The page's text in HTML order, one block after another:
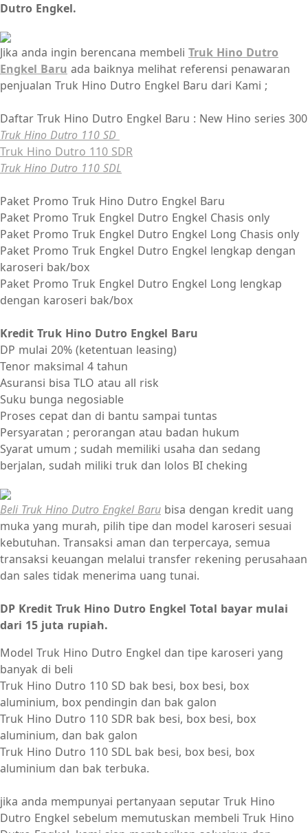
Dutro Engkel.
Jika anda ingin berencana membeli Truk Hino Dutro
Engkel Baru ada baiknya melihat referensi penawaran
penjualan Truk Hino Dutro Engkel Baru dari Kami ;
Daftar Truk Hino Dutro Engkel Baru : New Hino series 300
Truk Hino Dutro 110 SD
Truk Hino Dutro 110 SDR
Truk Hino Dutro 110 SDL
Paket Promo Truk Hino Dutro Engkel Baru
Paket Promo Truk Engkel Dutro Engkel Chasis only
Paket Promo Truk Engkel Dutro Engkel Long Chasis only
Paket Promo Truk Engkel Dutro Engkel lengkap dengan
karoseri bak/box
Paket Promo Truk Engkel Dutro Engkel Long lengkap
dengan karoseri bak/box
Kredit Truk Hino Dutro Engkel Baru
DP mulai 20% (ketentuan leasing)
Tenor maksimal 4 tahun
Asuransi bisa TLO atau all risk
Suku bunga negosiable
Proses cepat dan di bantu sampai tuntas
Persyaratan ; perorangan atau badan hukum
Syarat umum ; sudah memiliki usaha dan sedang
berjalan, sudah miliki truk dan lolos BI cheking
Beli Truk Hino Dutro Engkel Baru bisa dengan kredit uang
muka yang murah, pilih tipe dan model karoseri sesuai
kebutuhan. Transaksi aman dan terpercaya, semua
transaksi keuangan melalui transfer rekening perusahaan
dan sales tidak menerima uang tunai.
DP Kredit Truk Hino Dutro Engkel Total bayar mulai
dari 15 juta rupiah.
Model Truk Hino Dutro Engkel dan tipe karoseri yang
banyak di beli
Truk Hino Dutro 110 SD bak besi, box besi, box
aluminium, box pendingin dan bak galon
Truk Hino Dutro 110 SDR bak besi, box besi, box
aluminium, dan bak galon
Truk Hino Dutro 110 SDL bak besi, box besi, box
aluminium dan bak terbuka.
jika anda mempunyai pertanyaan seputar Truk Hino
Dutro Engkel sebelum memutuskan membeli Truk Hino